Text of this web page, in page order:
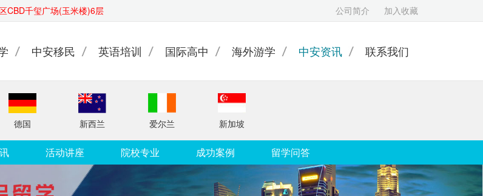
CBD千玺广场(玉米楼)6层 公司简介 加入收藏
中安移民 英语培训 国际高中 海外游学 中安资讯 联系我们
德国 新西兰 爱尔兰 新加坡
活动讲座 院校专业 成功案例 留学问答